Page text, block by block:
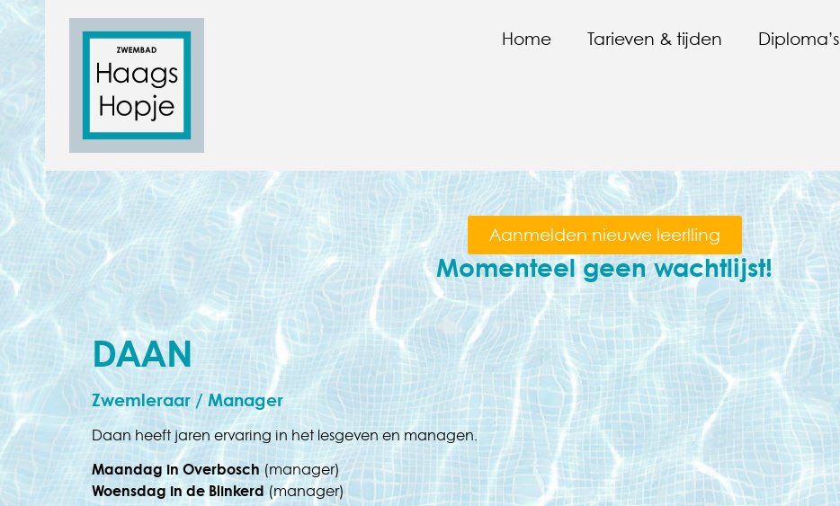
Home Tarieven & tijden Diploma’s
Aanmelden nieuwe leerlling
Momenteel geen wachtlijst!
DAAN
Zwemleraar / Manager
Daan heeft jaren ervaring in het lesgeven en managen.
Maandag in Overbosch (manager)
Woensdag in de Blinkerd (manager)